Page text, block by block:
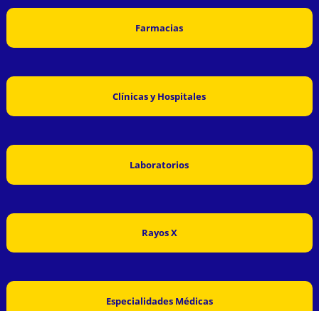
Farmacias
Clínicas y Hospitales
Laboratorios
Rayos X
Especialidades Médicas